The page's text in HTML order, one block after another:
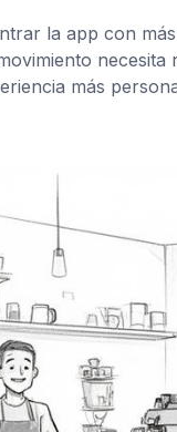
la app con
más